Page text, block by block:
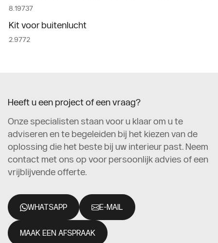
8.19737
Kit voor buitenlucht
2.9772
Heeft u een project of een vraag?
Onze specialisten staan voor u klaar om u te
adviseren en te begeleiden bij het kiezen van de
oplossing die het beste bij uw interieur past. Neem
contact met ons op voor persoonlijk advies of een
vrijblijvende offerte.
WHATSAPP E-MAIL
MAAK EEN AFSPRAAK